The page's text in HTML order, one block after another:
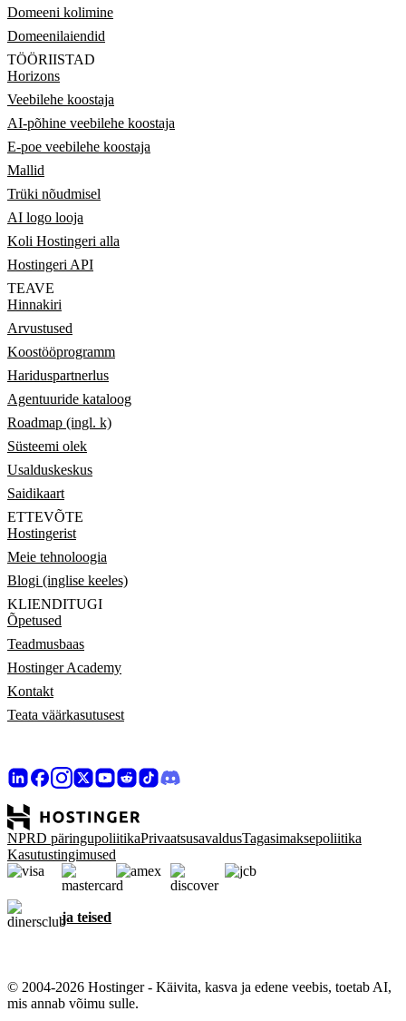
Domeeni kolimine
Domeenilaiendid
TÖÖRIISTAD
Horizons
Veebilehe koostaja
AI-põhine veebilehe koostaja
E-poe veebilehe koostaja
Mallid
Trüki nõudmisel
AI logo looja
Koli Hostingeri alla
Hostingeri API
TEAVE
Hinnakiri
Arvustused
Koostööprogramm
Hariduspartnerlus
Agentuuride kataloog
Roadmap (ingl. k)
Süsteemi olek
Usalduskeskus
Saidikaart
ETTEVÕTE
Hostingerist
Meie tehnoloogia
Blogi (inglise keeles)
KLIENDITUGI
Õpetused
Teadmusbaas
Hostinger Academy
Kontakt
Teata väärkasutusest
NPRD päringupoliitikaPrivaatsusavaldusTagasimaksepoliitika
Kasutustingimused
ja teised
© 2004-2026 Hostinger - Käivita, kasva ja edene veebis, toetab AI,
mis annab võimu sulle.